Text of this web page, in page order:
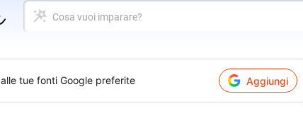
Cosa
vuoi
alle tue fonti Google preferite Aggiungi